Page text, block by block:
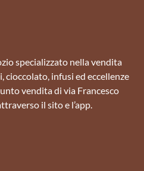
specializzato nella vendita
cioccolato, infusi ed eccellenze
vendita di via Francesco
il sito e l’app.